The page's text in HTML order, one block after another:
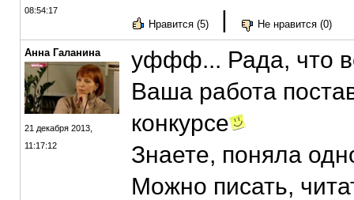
08:54:17
Нравится (5) | Не нравится (0)
Анна Галанина
21 декабря 2013,
11:17:12
уффф... Рада, что
Ваша работа
конкурсе
Знаете, поняла
Можно писать,